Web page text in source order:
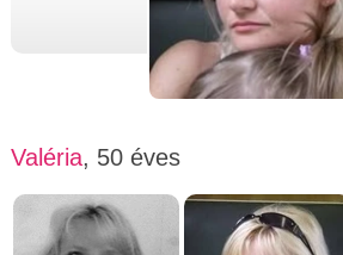
Valéria, 50 éves